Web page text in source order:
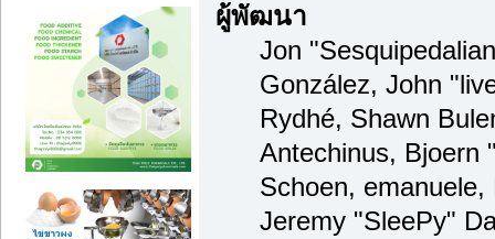
ผู้พัฒนา
Jon
González, John
Rydhé, Shawn
Antechinus, Bjoern
Schoen,
Jeremy "SleePy"